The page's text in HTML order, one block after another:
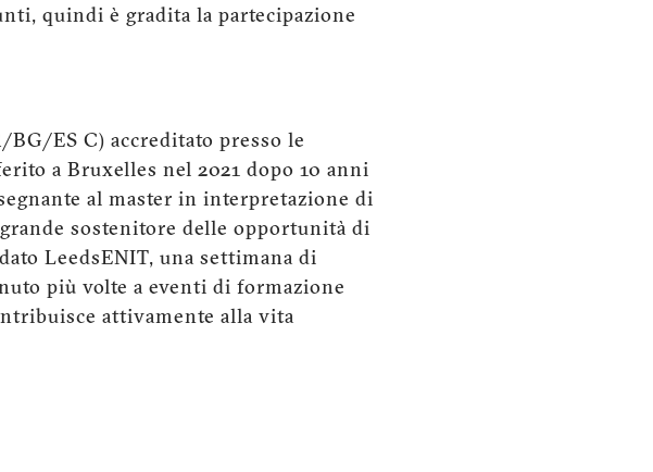
quindi è gradita la partecipazione
ES C) accreditato presso le
a Bruxelles nel 2021 dopo 10 anni
al master in interpretazione di
sostenitore delle opportunità di
LeedsENIT, una settimana di
più volte a eventi di formazione
attivamente alla vita